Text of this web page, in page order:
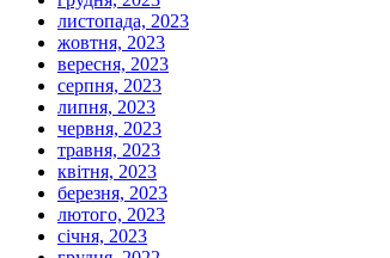
листопада, 2023
жовтня, 2023
вересня, 2023
серпня, 2023
липня, 2023
червня, 2023
травня, 2023
квітня, 2023
березня, 2023
лютого, 2023
січня, 2023